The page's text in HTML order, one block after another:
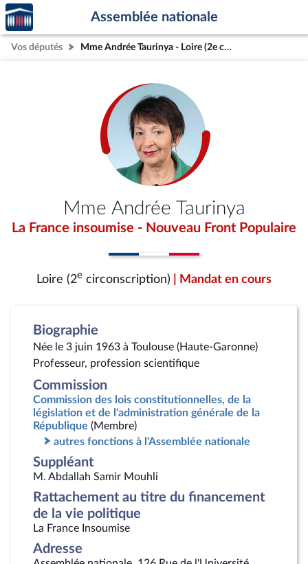
Aller au contenu
Aller en bas de la page
Accèder
à la
page
d'accueil
Assemblée nationale
Vos députés Mme Andrée Taurinya - Loire (2e circonscription)
Mme Andrée Taurinya
La France insoumise - Nouveau Front Populaire
Loire (2e circonscription) | Mandat en cours
Biographie
Née le 3 juin 1963 à Toulouse (Haute-Garonne)
Professeur, profession scientifique
Commission
Commission des lois constitutionnelles, de la
législation et de l'administration générale de la
République (Membre)
autres fonctions à l'Assemblée nationale
Suppléant
M. Abdallah Samir Mouhli
Rattachement au titre du financement
de la vie politique
La France Insoumise
Adresse